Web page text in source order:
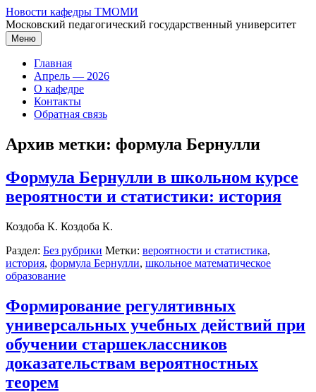
Перейти
к
содержимому
Новости кафедры ТМОМИ
Московский педагогический государственный университет
Меню
Главная
Апрель — 2026
О кафедре
Контакты
Обратная связь
Архив метки: формула Бернулли
Формула Бернулли в школьном курсе
вероятности и статистики: история
Коздоба К. Коздоба К.
Раздел: Без рубрики Метки: вероятности и статистика,
история, формула Бернулли, школьное математическое
образование
Формирование регулятивных
универсальных учебных действий при
обучении старшеклассников
доказательствам вероятностных
теорем